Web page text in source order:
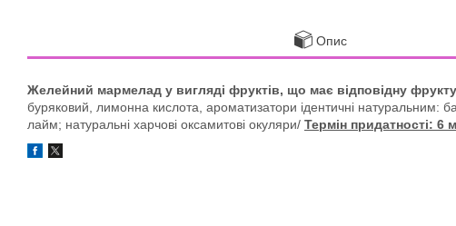
Опис
Желейний мармелад у вигляді фруктів, що має відповідну
буряковий, лимонна кислота, ароматизатори ідентичні
лайм; натуральні харчові оксамитові окуляри/ Термін придатності: 6